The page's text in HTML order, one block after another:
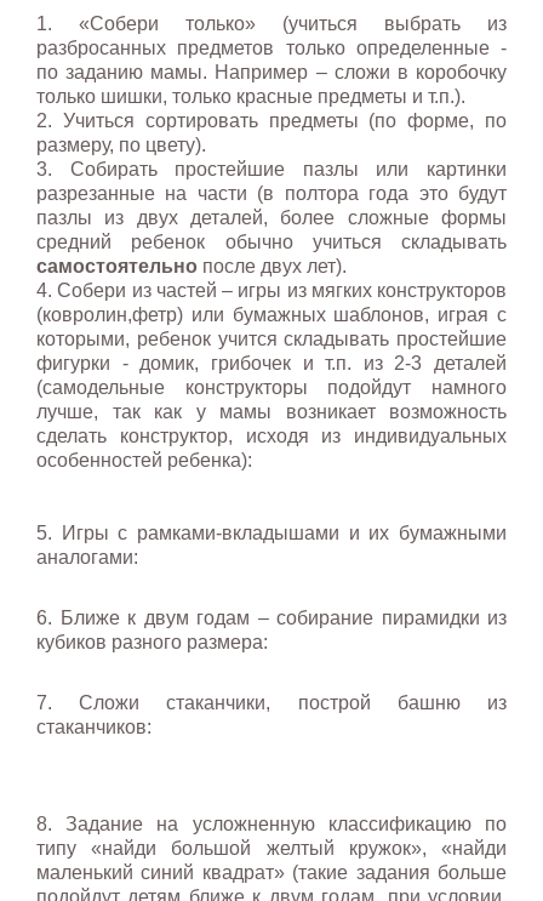
1. «Собери только» (учиться выбрать из
разбросанных предметов только определенные -
по заданию мамы. Например – сложи в коробочку
только шишки, только красные предметы и т.п.).
2. Учиться сортировать предметы (по форме, по
размеру, по цвету).
3. Собирать простейшие пазлы или картинки
разрезанные на части (в полтора года это будут
пазлы из двух деталей, более сложные формы
средний ребенок обычно учиться складывать
самостоятельно после двух лет).
4. Собери из частей – игры из мягких конструкторов
(ковролин,фетр) или бумажных шаблонов, играя с
которыми, ребенок учится складывать простейшие
фигурки - домик, грибочек и т.п. из 2-3 деталей
(самодельные конструкторы подойдут намного
лучше, так как у мамы возникает возможность
сделать конструктор, исходя из индивидуальных
особенностей ребенка):
5. Игры с рамками-вкладышами и их бумажными
аналогами:
6. Ближе к двум годам – собирание пирамидки из
кубиков разного размера:
7. Сложи стаканчики, построй башню из
стаканчиков:
8. Задание на усложненную классификацию по
типу «найди большой желтый кружок», «найди
маленький синий квадрат» (такие задания больше
подойдут детям ближе к двум годам, при условии,